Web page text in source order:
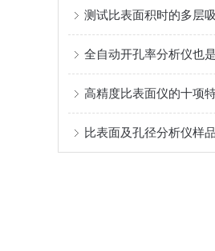
测试比表面积时的多层
高精度比表面仪的十项